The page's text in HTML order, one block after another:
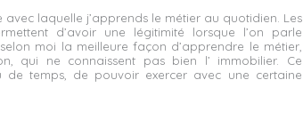
laquelle j’apprends le métier au quotidien. Les
d’avoir une légitimité lorsque l’on parle
moi la meilleure façon d’apprendre le métier,
qui ne connaissent pas bien l’ immobilier. Ce
temps, de pouvoir exercer avec une certaine